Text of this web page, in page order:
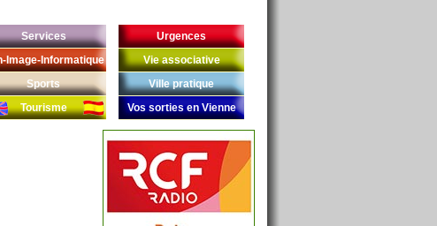
Services
Image-Informatique
Sports
Tourisme
Urgences
Vie associative
Ville pratique
Vos sorties en Vienne